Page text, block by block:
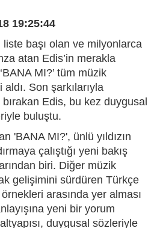
19:25:44
liste başı olan ve milyonlarca
atan Edis’in merakla
MI?’ tüm müzik
Son şarkılarıyla
Edis, bu kez duygusal
buluştu.
'BANA MI?', ünlü yıldızın
çalıştığı yeni bakış
biri. Diğer müzik
gelişimini sürdüren Türkçe
arasında yer alması
yeni bir yorum
duygusal sözleriyle